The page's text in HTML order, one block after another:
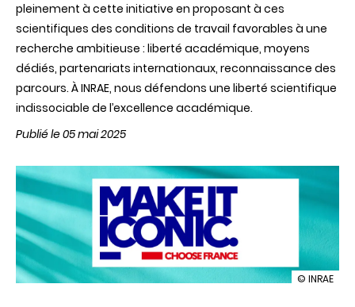
pleinement à cette initiative en proposant à ces
scientifiques des conditions de travail favorables à une
recherche ambitieuse : liberté académique, moyens
dédiés, partenariats internationaux, reconnaissance des
parcours. À INRAE, nous défendons une liberté scientifique
indissociable de l’excellence académique.
Publié le 05 mai 2025
illustration
© INRAE